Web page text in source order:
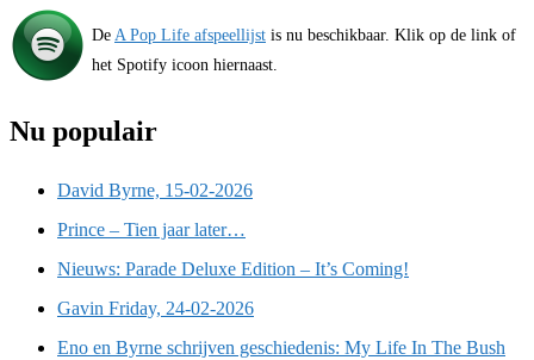
De A Pop Life afspeellijst is nu beschikbaar. Klik op de link of
het Spotify icoon hiernaast.
Nu populair
David Byrne, 15-02-2026
Prince – Tien jaar later…
Nieuws: Parade Deluxe Edition – It’s Coming!
Gavin Friday, 24-02-2026
Eno en Byrne schrijven geschiedenis: My Life In The Bush